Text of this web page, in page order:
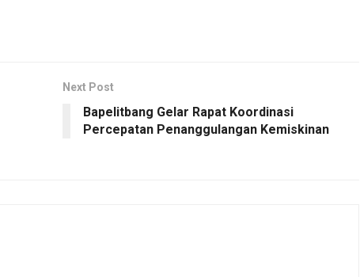
Next Post
Bapelitbang Gelar Rapat Koordinasi
Percepatan Penanggulangan Kemiskinan